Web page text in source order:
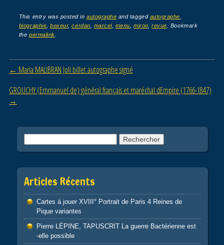
c
e
o
k
tt
er
ail
ta
g
This entry was posted inautographe and tagged autographe
biographie ,boxeur,cerdan marcel, menu ,miroir,revue . Bookmark
thepermalink
Post navigation
← Maria MALIBRAN Joli billet autographe signé
GROUCHY (Emmanuel de) général français et maréchal dEmpire (1766-1847)
→
Articles Récents
Cartes à jouer XVIII° Portrait de Paris 4 Reines de
Pique variantes
Pierre LÉPINE, TAPUSCRIT La guerre Bactérienne est
-elle possible